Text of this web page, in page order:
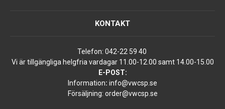
KONTAKT
Telefon: 042-22 59 40
Vi är tillgängliga helgfria vardagar 11.00-12.00 samt 14.00-15.00
E-POST:
Information: info@vwcsp.se
Försäljning: order@vwcsp.se